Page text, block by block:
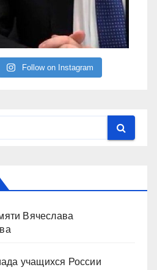
Follow on Instagram
Вячеслава
учащихся России